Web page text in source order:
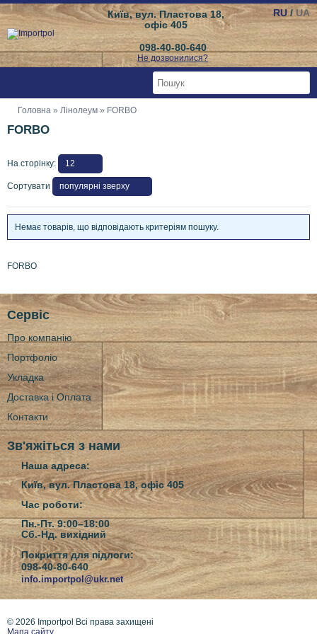
RU / UA
Київ, вул. Пластова 18,
офіс 405
098-40-80-640
Не дозвонилися?
Головна » Лінолеум » FORBO
FORBO
На сторінку:
Сортувати
Немає товарів, що відповідають критеріям пошуку.
FORBO
Сервіс
Про компанію
Портфоліо
Укладка
Доставка і Оплата
Контакти
Зв'яжіться з нами
Наша адреса:
Київ, вул. Пластова 18, офіс 405
Час роботи:
Пн.-Пт. 9:00–18:00
Сб.-Нд.вихідний
Покриття для підлоги:
098-40-80-640
info.importpol@ukr.net
© 2026 Importpol Всі права захищені